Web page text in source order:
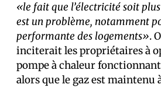
«le fait que l’électricité soit
est un problème, notamment
performante des logements».
inciterait les propriétaires à
pompe à chaleur
alors que le gaz est maintenu